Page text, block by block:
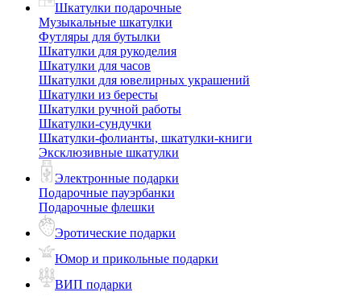
Шкатулки подарочные
Музыкальные шкатулки
Футляры для бутылки
Шкатулки для рукоделия
Шкатулки для часов
Шкатулки для ювелирных украшений
Шкатулки из бересты
Шкатулки ручной работы
Шкатулки-сундучки
Шкатулки-фолианты, шкатулки-книги
Эксклюзивные шкатулки
Электронные подарки
Подарочные пауэрбанки
Подарочные флешки
Эротические подарки
Юмор и прикольные подарки
ВИП подарки